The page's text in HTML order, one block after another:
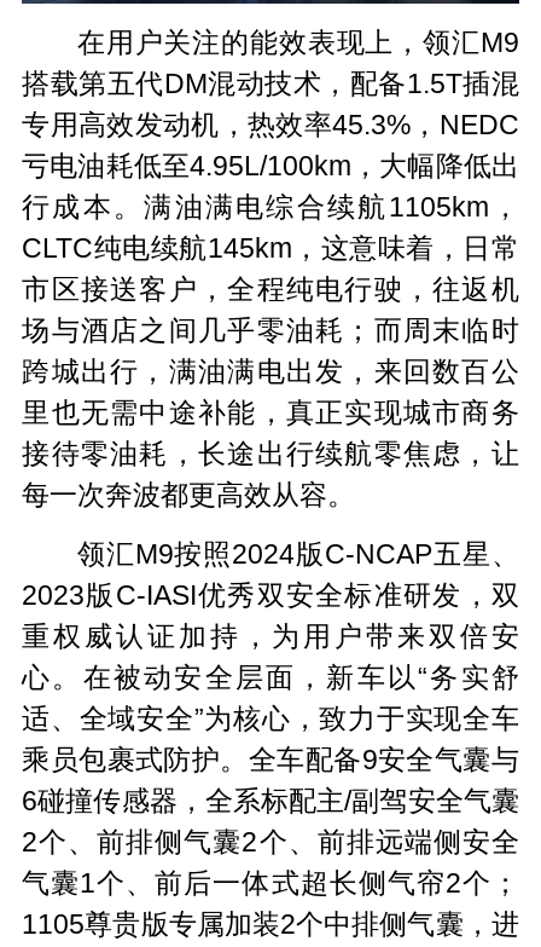
在用户关注的能效表现上，领汇M9
搭载第五代DM混动技术，配备1.5T插混
专用高效发动机，热效率45.3%，NEDC
亏电油耗低至4.95L/100km，大幅降低出
行成本。满油满电综合续航1105km，
CLTC纯电续航145km，这意味着，日常
市区接送客户，全程纯电行驶，往返机
场与酒店之间几乎零油耗；而周末临时
跨城出行，满油满电出发，来回数百公
里也无需中途补能，真正实现城市商务
接待零油耗，长途出行续航零焦虑，让
每一次奔波都更高效从容。
领汇M9按照2024版C-NCAP五星、
2023版C-IASI优秀双安全标准研发，双
重权威认证加持，为用户带来双倍安
心。在被动安全层面，新车以“务实舒
适、全域安全”为核心，致力于实现全车
乘员包裹式防护。全车配备9安全气囊与
6碰撞传感器，全系标配主/副驾安全气囊
2个、前排侧气囊2个、前排远端侧安全
气囊1个、前后一体式超长侧气帘2个；
1105尊贵版专属加装2个中排侧气囊，进